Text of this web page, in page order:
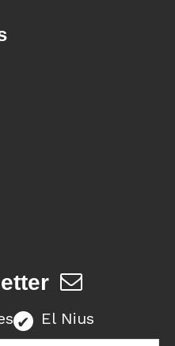
El Nius